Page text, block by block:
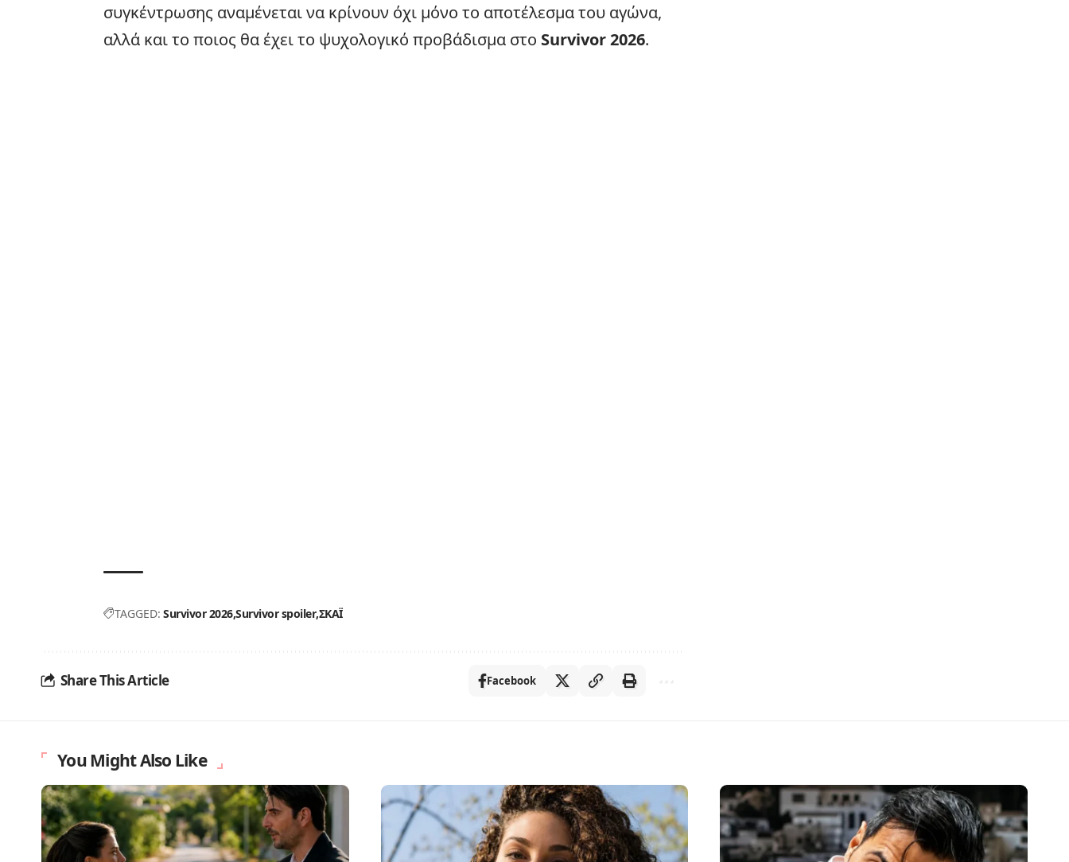
συγκέντρωσης αναμένεται να κρίνουν όχι μόνο το αποτέλεσμα του αγώνα,
αλλά και το ποιος θα έχει το ψυχολογικό προβάδισμα στο Survivor 2026.
TAGGED: Survivor 2026Survivor spoiler ΣΚΑΪ
Share This Article Facebook
You Might Also Like